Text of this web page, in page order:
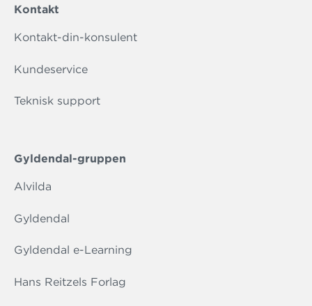
Kontakt
Kontakt-din-konsulent
Kundeservice
Teknisk support
Gyldendal-gruppen
Alvilda
Gyldendal
Gyldendal e-Learning
Hans Reitzels Forlag